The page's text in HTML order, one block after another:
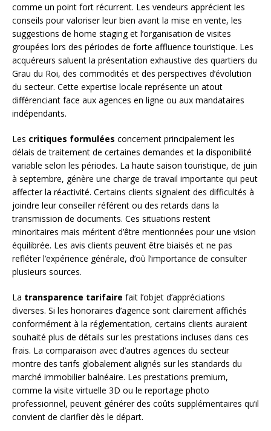
comme un point fort récurrent. Les vendeurs apprécient les
conseils pour valoriser leur bien avant la mise en vente, les
suggestions de home staging et l’organisation de visites
groupées lors des périodes de forte affluence touristique. Les
acquéreurs saluent la présentation exhaustive des quartiers du
Grau du Roi, des commodités et des perspectives d’évolution
du secteur. Cette expertise locale représente un atout
différenciant face aux agences en ligne ou aux mandataires
indépendants.
Les critiques formulées concernent principalement les
délais de traitement de certaines demandes et la disponibilité
variable selon les périodes. La haute saison touristique, de juin
à septembre, génère une charge de travail importante qui peut
affecter la réactivité. Certains clients signalent des difficultés à
joindre leur conseiller référent ou des retards dans la
transmission de documents. Ces situations restent
minoritaires mais méritent d’être mentionnées pour une vision
équilibrée. Les avis clients peuvent être biaisés et ne pas
refléter l’expérience générale, d’où l’importance de consulter
plusieurs sources.
La transparence tarifaire fait l’objet d’appréciations
diverses. Si les honoraires d’agence sont clairement affichés
conformément à la réglementation, certains clients auraient
souhaité plus de détails sur les prestations incluses dans ces
frais. La comparaison avec d’autres agences du secteur
montre des tarifs globalement alignés sur les standards du
marché immobilier balnéaire. Les prestations premium,
comme la visite virtuelle 3D ou le reportage photo
professionnel, peuvent générer des coûts supplémentaires qu’il
convient de clarifier dès le départ.